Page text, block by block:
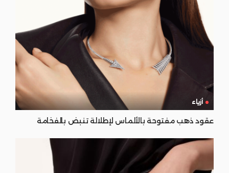
أزياء
عقود ذهب مفتوحة بالألماس لإطلالة تنبض بالفخامة